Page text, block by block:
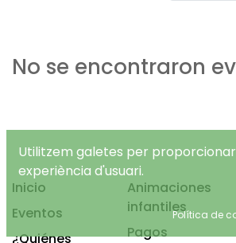
No se encontraron
Inicio
Eventos
¿Quiénes
Animaciones
infantiles
Pagos
Utilitzem galetes per
experiència d'usuari.
Política de